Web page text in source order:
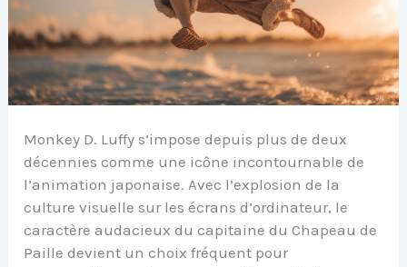
Monkey D. Luffy s’impose depuis plus de deux
décennies comme une icône incontournable de
l’animation japonaise. Avec l’explosion de la
culture visuelle sur les écrans d’ordinateur, le
caractère audacieux du capitaine du Chapeau de
Paille devient un choix fréquent pour